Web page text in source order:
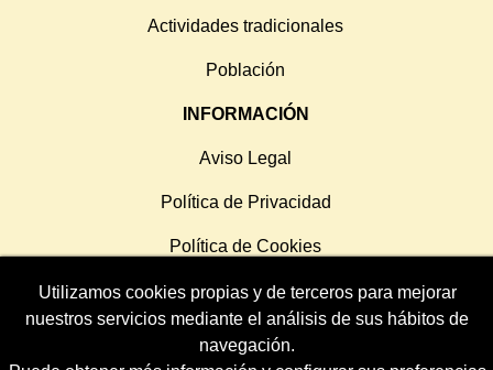
Actividades tradicionales
Población
INFORMACIÓN
Aviso Legal
Política de Privacidad
Política de Cookies
SÍGUENOS
Utilizamos cookies propias y de terceros para mejorar
nuestros servicios mediante el análisis de sus hábitos de
navegación.